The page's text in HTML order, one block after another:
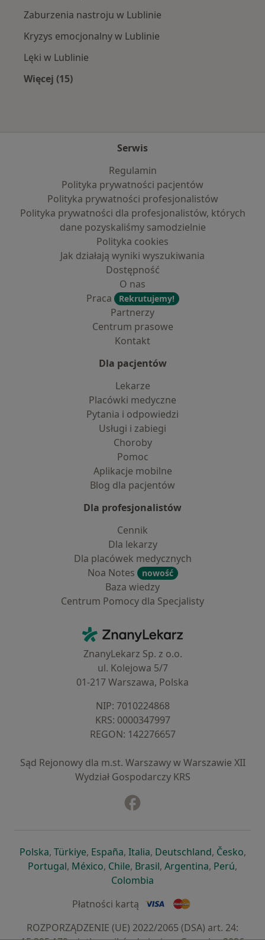
Zaburzenia nastroju w Lublinie
Kryzys emocjonalny w Lublinie
Lęki w Lublinie
Więcej (15)
Serwis
Regulamin
Polityka prywatności pacjentów
Polityka prywatności profesjonalistów
Polityka prywatności dla profesjonalistów, których
dane pozyskaliśmy samodzielnie
Polityka cookies
Jak działają wyniki wyszukiwania
Dostępność
O nas
Praca
Rekrutujemy!
Partnerzy
Centrum prasowe
Kontakt
Dla pacjentów
Lekarze
Placówki medyczne
Pytania i odpowiedzi
Usługi i zabiegi
Choroby
Pomoc
Aplikacje mobilne
Blog dla pacjentów
Dla profesjonalistów
Cennik
Dla lekarzy
Dla placówek medycznych
Noa Notes
nowość
Baza wiedzy
Centrum Pomocy dla Specjalisty
ZnanyLekarz - Strona główna
ZnanyLekarz Sp. z o.o.
ul. Kolejowa 5/7
01-217 Warszawa, Polska
NIP: ⁠7010224868
KRS: ⁠0000347997
REGON: ⁠142276657
Sąd Rejonowy dla m.st. Warszawy w Warszawie XII
Wydział Gospodarczy KRS
Polskaotwiera się w nowej karcie
, Türkiyeotwiera się w nowej karcie
, Españaotwiera się w nowej karcie
, Italiaotwiera się w nowej
, Deutschlandotwiera się
, Česko,
Portugalotwiera się w nowej karcie
, Méxicootwiera się w nowej karcie
, Chileotwiera się w nowej karcie
, Brasilotwiera się w nowej
, Argentinaotwiera się
, Perú,
Colombia
Płatności kartą
ROZPORZĄDZENIE (UE) 2022/2065 (DSA) art. 24: